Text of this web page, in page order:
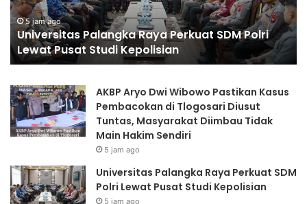
Raya Perkuat SDM Polri
Kepolisian
Presiden
2026,
Ribuan
Bonek
Mania
Persebaya
dari
Lapangan
Mapolda
5 jam ago
Polda Jatim Gelar
2026, Ribuan
dari Lapangan
AKBP Aryo Dwi Wibowo Pastikan Kasus
Pembacokan di Tlogosari Diusut
Tuntas, Masyarakat Diimbau Tidak
Main Hakim Sendiri
5 jam ago
Universitas Palangka Raya Perkuat SDM
Polri Lewat Pusat Studi Kepolisian
5 jam ago